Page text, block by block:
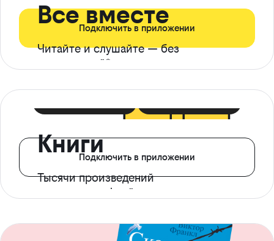
Все вместе
Читайте и слушайте — без
ограничений*
Подключить в приложении
Книги
Тысячи произведений
с доступом офлайн
Подключить в приложении